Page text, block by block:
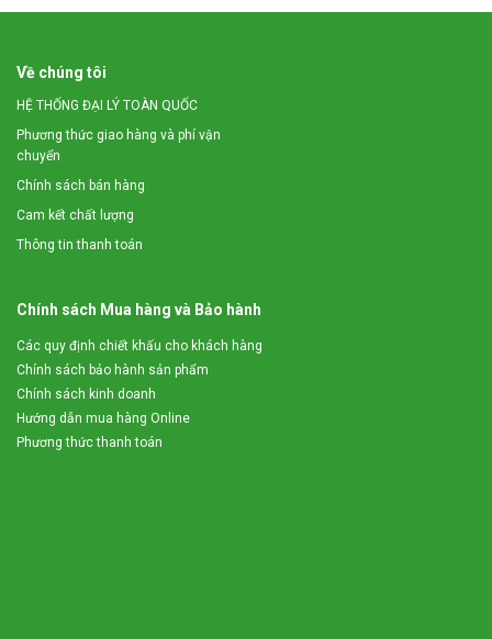
Về chúng tôi
HỆ THỐNG ĐẠI LÝ TOÀN QUỐC
Phương thức giao hàng và phí vận
chuyển
Chính sách bán hàng
Cam kết chất lượng
Thông tin thanh toán
Chính sách Mua hàng và Bảo hành
Các quy định chiết khấu cho khách hàng
Chính sách bảo hành sản phẩm
Chính sách kinh doanh
Hướng dẫn mua hàng Online
Phương thức thanh toán